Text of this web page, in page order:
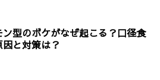
ン型のボケがなぜ起こる？口径食
因と対策は？